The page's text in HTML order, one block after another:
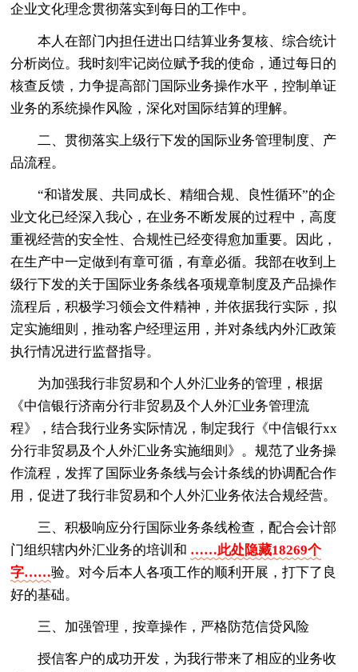
企业文化理念贯彻落实到每日的工作中。
本人在部门内担任进出口结算业务复核、综合统计
分析岗位。我时刻牢记岗位赋予我的使命，通过每日的
核查反馈，力争提高部门国际业务操作水平，控制单证
业务的系统操作风险，深化对国际结算的理解。
二、贯彻落实上级行下发的国际业务管理制度、产
品流程。
“和谐发展、共同成长、精细合规、良性循环”的企
业文化已经深入我心，在业务不断发展的过程中，高度
重视经营的安全性、合规性已经变得愈加重要。因此，
在生产中一定做到有章可循，有章必循。我部在收到上
级行下发的关于国际业务条线各项规章制度及产品操作
流程后，积极学习领会文件精神，并依据我行实际，拟
定实施细则，推动客户经理运用，并对条线内外汇政策
执行情况进行监督指导。
为加强我行非贸易和个人外汇业务的管理，根据
《中信银行济南分行非贸易及个人外汇业务管理流
程》，结合我行业务实际情况，制定我行《中信银行xx
分行非贸易及个人外汇业务实施细则》。规范了业务操
作流程，发挥了国际业务条线与会计条线的协调配合作
用，促进了我行非贸易和个人外汇业务依法合规经营。
三、积极响应分行国际业务条线检查，配合会计部
门组织辖内外汇业务的培训和 ……此处隐藏18269个
字……验。对今后本人各项工作的顺利开展，打下了良
好的基础。
三、加强管理，按章操作，严格防范信贷风险
授信客户的成功开发，为我行带来了相应的业务收